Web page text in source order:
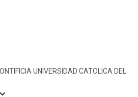
UNIVERSIDAD CATOLICA DEL